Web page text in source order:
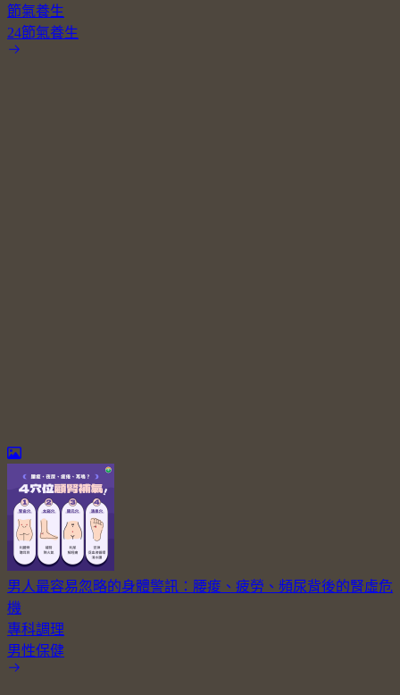
節氣養生
24節氣養生
男人最容易忽略的身體警訊：腰痠、疲勞、頻尿背後的腎虛危
機
專科調理
男性保健